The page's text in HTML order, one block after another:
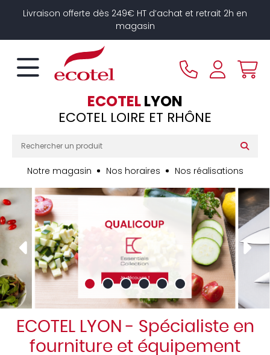
Livraison offerte dès 249€ HT d’achat et retrait 2h en
magasin
ECOTELLYON
ECOTEL LOIRE ET RHÔNE
Notre magasin Nos horaires Nos réalisations
ECOTEL LYON - Spécialiste en
fourniture et équipement
Panneau de gestion des cookies